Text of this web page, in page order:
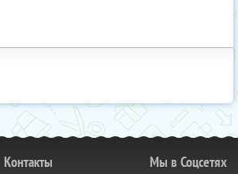
Контакты Мы в Соцсетях